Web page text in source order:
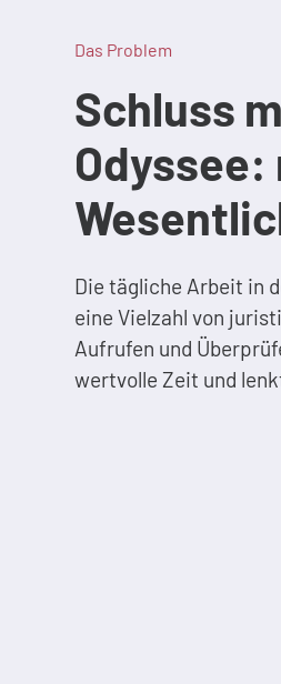
Das Problem
Schluss
Die tägliche Arbeit in
eine Vielzahl von
Aufrufen und
wertvolle Zeit und